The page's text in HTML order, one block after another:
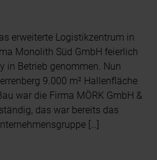
erweiterte Logistikzentrum in
Monolith Süd GmbH feierlich
in Betrieb genommen. Nun
9.000 m² Hallenfläche
war die Firma MÖRK GmbH &
das war bereits das
[…]